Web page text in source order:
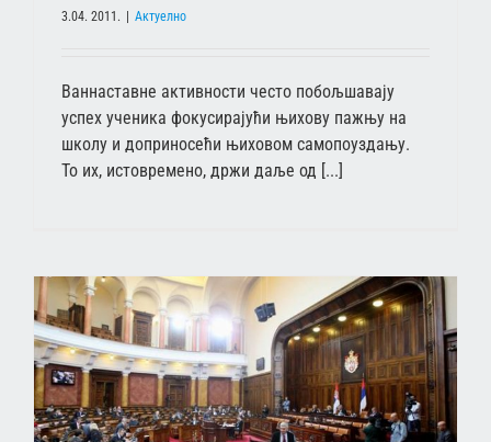
3.04. 2011. Актуелно
Ваннаставне активности често побољшавају
успех ученика фокусирајући њихову пажњу на
школу и доприносећи њиховом самопоуздању.
То их, истовремено, држи даље од [...]